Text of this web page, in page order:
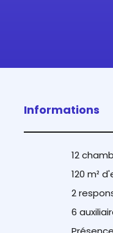
12
120 m²
2
6
Informations